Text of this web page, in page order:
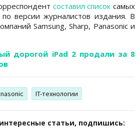
составил cписок самых
версии журналистов издания. В
Samsung, Sharp, Panasonic и
дорогой iPad 2 продали за 8
IT-технологии
статьи, подпишись: